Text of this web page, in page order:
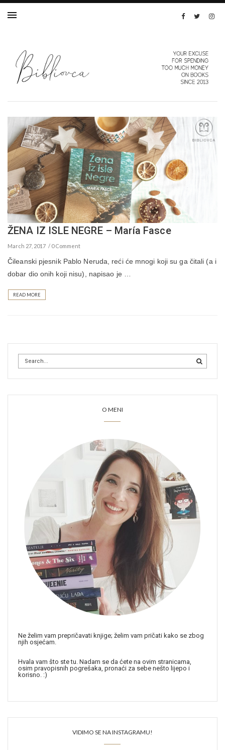
ŽENA IZ ISLE NEGRE – María Fasce
March 27, 2017 0 Comment
Čileanski pjesnik Pablo Neruda, reći će mnogi koji su ga čitali (a i
dobar dio onih koji nisu), napisao je …
READ MORE
O MENI
Ne želim vam prepričavati knjige; želim vam pričati kako se zbog
njih osjećam.
Hvala vam što ste tu. Nadam se da ćete na ovim stranicama,
osim pravopisnih pogrešaka, pronaći za sebe nešto lijepo i
korisno. :)
VIDIMO SE NA INSTAGRAMU!